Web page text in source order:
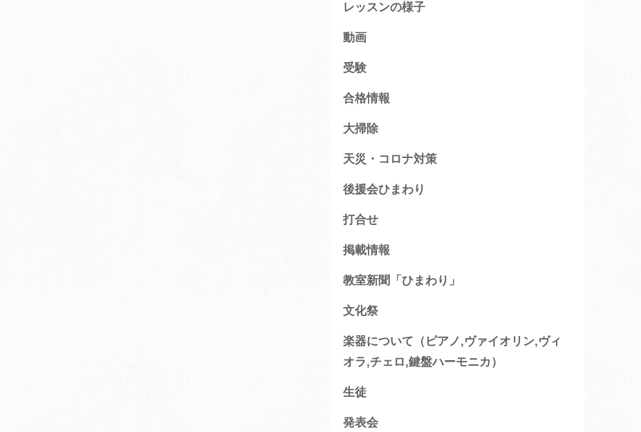
レッスンの様子
動画
受験
合格情報
大掃除
天災・コロナ対策
後援会ひまわり
打合せ
掲載情報
教室新聞「ひまわり」
文化祭
楽器について（ピアノ,ヴァイオリン,ヴィ
オラ,チェロ,鍵盤ハーモニカ）
生徒
発表会